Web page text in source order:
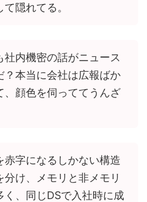
隠れてる。
社内機密の話がニュース
？本当に会社は広報ばか
、顔色を伺っててうんざ
赤字になるしかない構造
分け、メモリと非メモリ
く、同じDSで入社時に成